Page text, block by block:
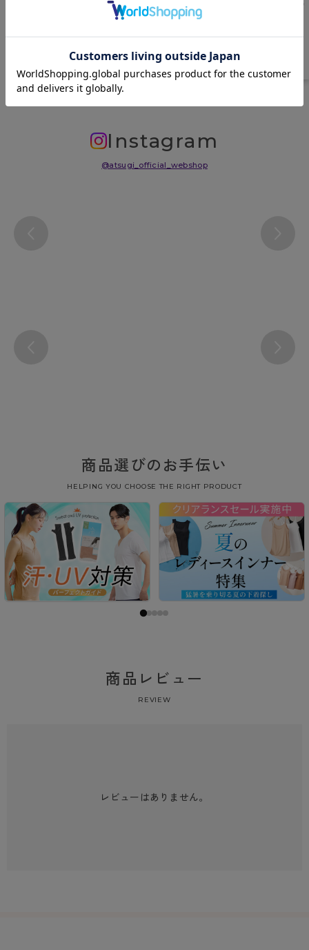
サイズ表 洗濯表示について よくある質問(FAQ)
Instagram
@atsugi_official_webshop
商品選びのお手伝い
HELPING YOU CHOOSE THE RIGHT PRODUCT
商品レビュー
REVIEW
レビューはありません。